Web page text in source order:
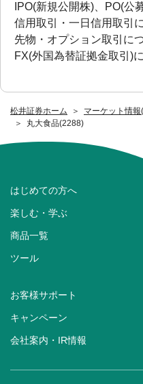
松井証券ホーム
マーケット情
丸大食品(2288)
IPO(新規公開株)、PO(公
信用取引・一日信用取引
先物・オプション取引に
FX(外国為替証拠金取引)
はじめての方へ
楽しむ・学ぶ
商品一覧
ツール
お客様サポート
キャンペーン
会社案内・IR情報